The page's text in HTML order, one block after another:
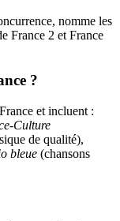
nomme les
France 2 et France
?
et incluent :
Culture
de qualité),
bleue (chansons